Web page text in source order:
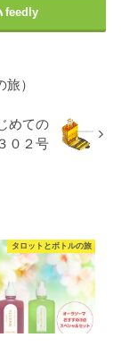
feedly
）
めての
０２号
タロットとボトルの旅